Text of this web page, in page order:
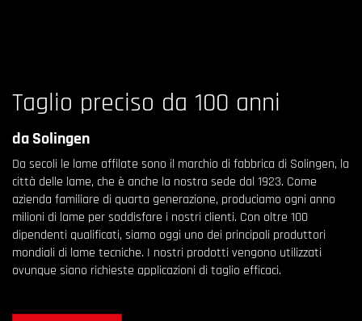
Taglio preciso da 100 anni
da Solingen
Da secoli le lame affilate sono il marchio di fabbrica di Solingen, la
città delle lame, che è anche la nostra sede dal 1923. Come
azienda familiare di quarta generazione, produciamo ogni anno
milioni di lame per soddisfare i nostri clienti. Con oltre 100
dipendenti qualificati, siamo oggi uno dei principali produttori
mondiali di lame tecniche. I nostri prodotti vengono utilizzati
ovunque siano richieste applicazioni di taglio efficaci.